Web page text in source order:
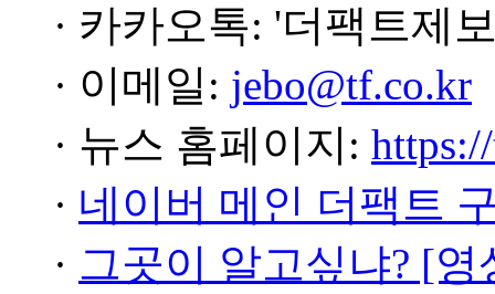
· 카카오톡: '더팩트제
· 이메일: jebo@tf.co.kr
· 뉴스 홈페이지:
· 네이버 메인 더팩트
· 그곳이 알고싶냐? [